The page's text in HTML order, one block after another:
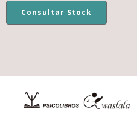
Consultar Stock